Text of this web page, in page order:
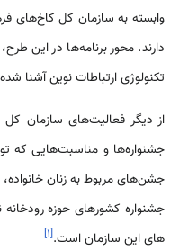
دارند. محور برنامه‌­ها در این
تکنولوژی ارتباطات نوین آشنا
از دیگر فعالیت­‌های سازمان
جشنواره‌­ها و مناسبت­‌هایی که
جشن‌­های مربوط به زنان
جشنواره کشورهای حوزه
های این سازمان است.[۱]